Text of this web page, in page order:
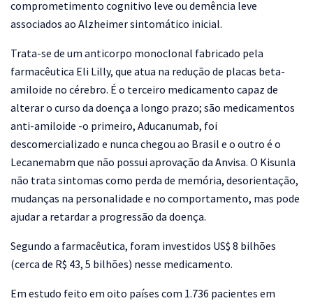
comprometimento cognitivo leve ou demência leve
associados ao Alzheimer sintomático inicial.
Trata-se de um anticorpo monoclonal fabricado pela
farmacêutica Eli Lilly, que atua na redução de placas beta-
amiloide no cérebro. É o terceiro medicamento capaz de
alterar o curso da doença a longo prazo; são medicamentos
anti-amiloide -o primeiro, Aducanumab, foi
descomercializado e nunca chegou ao Brasil e o outro é o
Lecanemabm que não possui aprovação da Anvisa. O Kisunla
não trata sintomas como perda de memória, desorientação,
mudanças na personalidade e no comportamento, mas pode
ajudar a retardar a progressão da doença.
Segundo a farmacêutica, foram investidos US$ 8 bilhões
(cerca de R$ 43, 5 bilhões) nesse medicamento.
Em estudo feito em oito países com 1.736 pacientes em